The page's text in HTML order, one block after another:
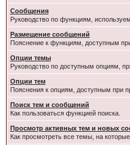
Сообщения
Руководство по функциям,
Размещение сообщений
Пояснение к функциям, доступным
Опции темы
Руководство по доступным опциям,
Опции тем
Пояснения к опциям, доступным при
Поиск тем и сообщений
Как пользоваться функцией поиска.
Просмотр активных тем и новых
Как просмотреть все темы, на